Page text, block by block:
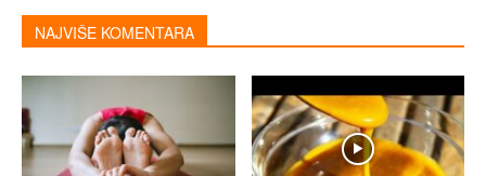
NAJVIŠE KOMENTARA